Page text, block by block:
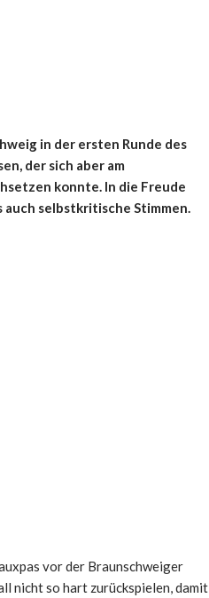
in der ersten Runde des
der sich aber am
konnte. In die Freude
selbstkritische Stimmen.
vor der Braunschweiger
nicht so hart zurückspielen, damit